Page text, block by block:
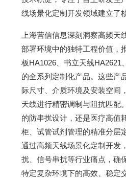
线场景化定制开发领域建立了
上海营信信息深刻洞察高频天
部署环境中的独特工程价值，
板HA1026、书立天线HA2621
的全系列定制化产品。这些产
际尺寸、介质环境及安装空间
天线进行精密调制与阻抗匹配
的防串扰设计，还是医疗高值
柜、试管试剂管理的精准分层
通过高频天线场景化定制开发
扰、信号串扰等行业痛点，确
特定复杂环境下的高效、稳定